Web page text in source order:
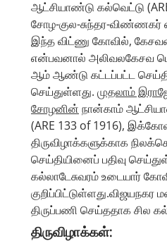
ஆட்சியாண்டு கல்வெட்டு
சோழ-குல-சுந்தர-விண்ணகர்
இந்த விட்ணு கோவில்,
என்பவனால் அலிவலகேசவ
ஆம் ஆண்டு கட்டப்பட்ட
செய்துள்ளது. முதலாம்
சோழனின் நான்காம்
(ARE 133 of 1916),
திருவிழாக்களுக்காக
செய்தியினைப் பதிவு
கல்லாடேசுவரம் உடையார்
திருப்பணி செய்ததாக சில
திருவிழாக்கள்: